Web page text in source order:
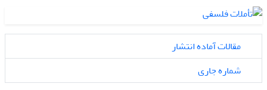
مقالات آماده انتشار
شماره جاری